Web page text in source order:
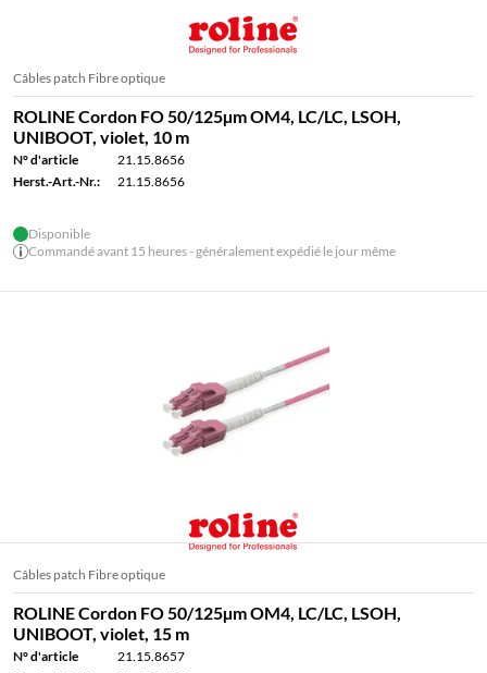
Câbles patch Fibre optique
ROLINE Cordon FO 50/125µm OM4, LC/LC, LSOH,
UNIBOOT, violet, 10 m
N° d'article
21.15.8656
Herst.-Art.-Nr.:
21.15.8656
Disponible
Commandé avant 15 heures - généralement expédié le jour même
Câbles patch Fibre optique
ROLINE Cordon FO 50/125µm OM4, LC/LC, LSOH,
UNIBOOT, violet, 15 m
N° d'article
21.15.8657